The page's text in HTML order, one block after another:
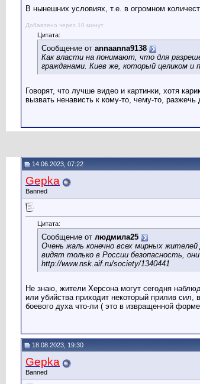
В нынешних условиях, т.е. в огромном
Добавлено через 10 минут
Цитата:
Сообщение от annaanna9138
Как власти на понимают, что для
гражданами. Киев же, который целиком
Говорят, что лучше видео и картинки, хотя
вызвать ненависть к кому-то, чему-то,
14.06.2023, 07:22
Gepka
Banned
Цитата:
Сообщение от людмила25
Очень жаль конечно всех мирных
видят только в России безопасность,
http://www.nsk.aif.ru/society/1340441
Не знаю, жители Херсона могут сегодня
или убийства приходит некоторый прилив сил,
боевого духа что-ли ( это в извращенной
18.08.2023, 19:30
Gepka
Banned